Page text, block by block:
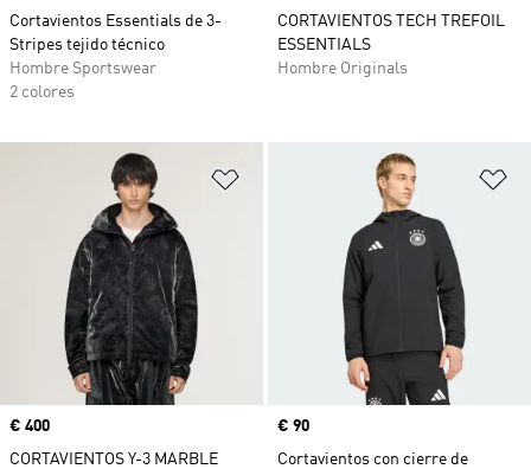
Cortavientos Essentials de 3-
Stripes tejido técnico
Hombre Sportswear
2 colores
CORTAVIENTOS TECH TREFOIL
ESSENTIALS
Hombre Originals
Añadir a la lista de deseos
Precio
€ 400
CORTAVIENTOS Y-3 MARBLE
Precio
€ 90
Cortavientos con cierre de